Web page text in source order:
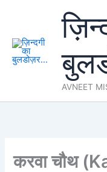
content
AVNEET
करवा चौथ